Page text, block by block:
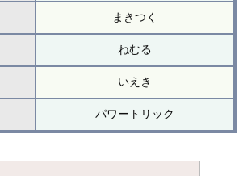
まきつく
ねむる
いえき
パワートリック